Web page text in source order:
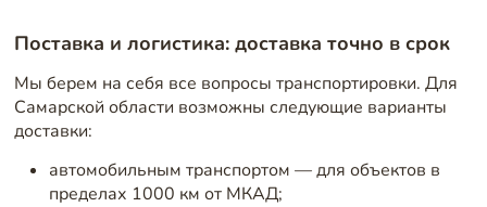
Поставка и логистика: доставка точно в срок
Мы берем на себя все вопросы транспортировки. Для
Самарской области возможны следующие варианты
доставки:
автомобильным транспортом — для объектов в
пределах 1000 км от МКАД;